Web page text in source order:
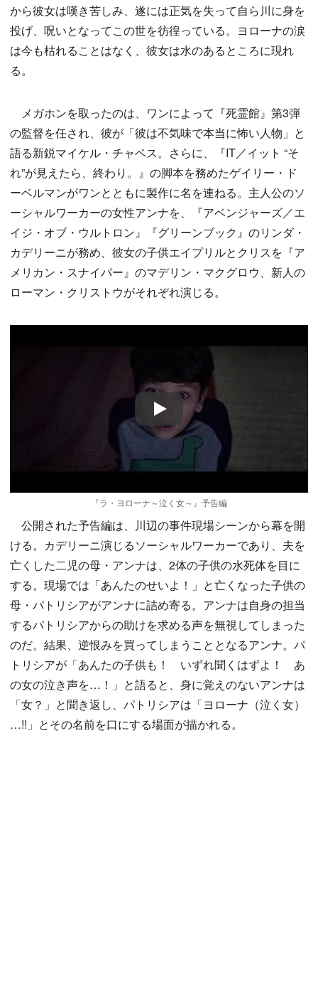
から彼女は嘆き苦しみ、遂には正気を失って自ら川に身を
投げ、呪いとなってこの世を彷徨っている。ヨローナの涙
は今も枯れることはなく、彼女は水のあるところに現れ
る。
メガホンを取ったのは、ワンによって『死霊館』第3弾
の監督を任され、彼が「彼は不気味で本当に怖い人物」と
語る新鋭マイケル・チャベス。さらに、『IT／イット “そ
れ”が見えたら、終わり。』の脚本を務めたゲイリー・ド
ーベルマンがワンとともに製作に名を連ねる。主人公のソ
ーシャルワーカーの女性アンナを、『アベンジャーズ／エ
イジ・オブ・ウルトロン』『グリーンブック』のリンダ・
カデリーニが務め、彼女の子供エイプリルとクリスを『ア
メリカン・スナイパー』のマデリン・マクグロウ、新人の
ローマン・クリストウがそれぞれ演じる。
Play
『ラ・ヨローナ～泣く女～』予告編
公開された予告編は、川辺の事件現場シーンから幕を開
ける。カデリーニ演じるソーシャルワーカーであり、夫を
亡くした二児の母・アンナは、2体の子供の水死体を目に
する。現場では「あんたのせいよ！」と亡くなった子供の
母・パトリシアがアンナに詰め寄る。アンナは自身の担当
するパトリシアからの助けを求める声を無視してしまった
のだ。結果、逆恨みを買ってしまうこととなるアンナ。パ
トリシアが「あんたの子供も！ いずれ聞くはずよ！ あ
の女の泣き声を…！」と語ると、身に覚えのないアンナは
「女？」と聞き返し、パトリシアは「ヨローナ（泣く女）
…!!」とその名前を口にする場面が描かれる。